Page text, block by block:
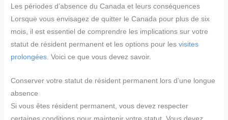
Les périodes d’absence du Canada et leurs conséquences
Lorsque vous envisagez de quitter le Canada pour plus de six
mois, il est essentiel de comprendre les implications sur votre
statut de résident permanent et les options pour lesvisites
prolongées. Voici ce que vous devez savoir.
Conserver votre statut de résident permanent lors d’une longue
absence
Si vous êtes résident permanent, vous devez respecter